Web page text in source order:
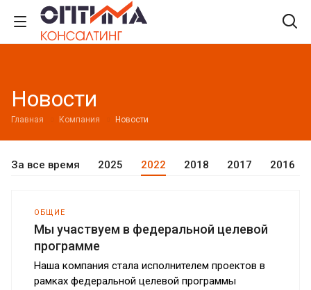
Новости
Главная Компания Новости
За все время 2025 2022 2018 2017 2016
ОБЩИЕ
Мы участвуем в федеральной целевой
программе
Наша компания стала исполнителем проектов в
рамках федеральной целевой программы